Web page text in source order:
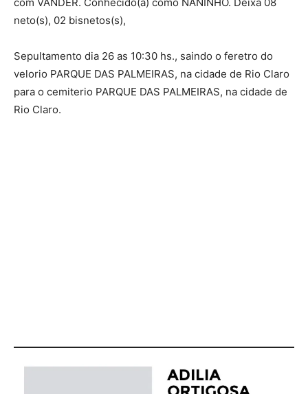
com VANDER. Conhecido(a) como NANINHO. Deixa 08
neto(s), 02 bisnetos(s),
Sepultamento dia 26 as 10:30 hs., saindo o feretro do
velorio PARQUE DAS PALMEIRAS, na cidade de Rio Claro
para o cemiterio PARQUE DAS PALMEIRAS, na cidade de
Rio Claro.